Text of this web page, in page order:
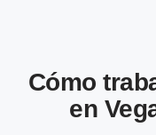
Cómo
en